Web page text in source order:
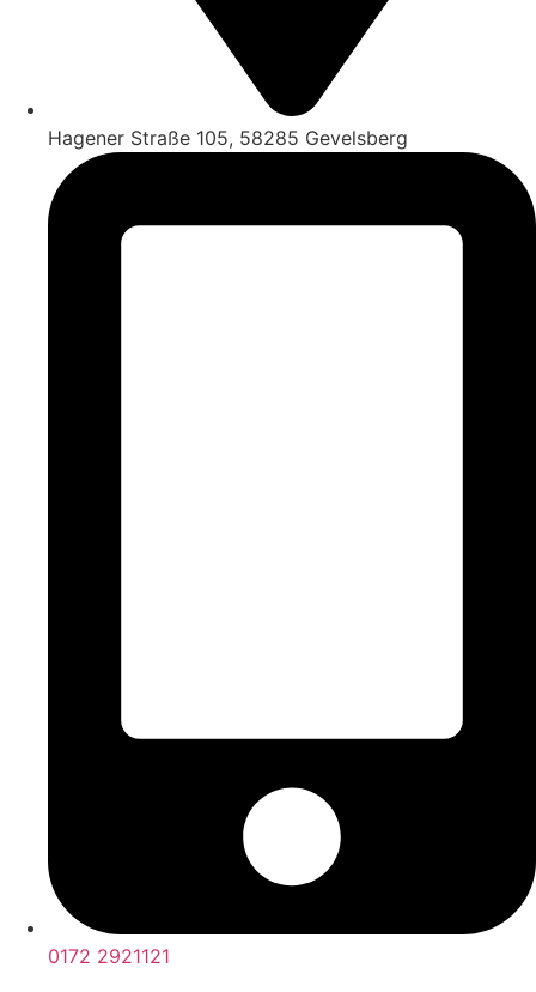
Hagener Straße 105, 58285 Gevelsberg
0172 2921121